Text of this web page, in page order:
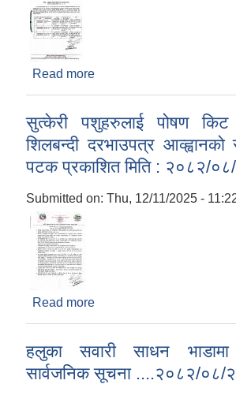
Read more
सुत्केरी पशुहरुलाई पोषण किट
शिलबन्दी दरभाउपत्र
पटक प्रकाशित मिति : २०८२/
Submitted on: Thu, 12/11/2025 -
Read more
हलुका सवारी साधन
सार्वजनिक सूचना ....२०८२/०८/